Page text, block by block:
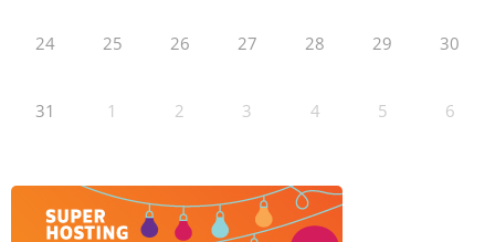
24 25 26 27 28 29 30
31 1 2 3 4 5 6